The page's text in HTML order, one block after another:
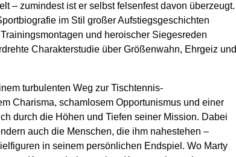
– zumindest ist er selbst felsenfest davon überzeugt.
im Stil großer Aufstiegsgeschichten
und heroischer Siegesreden
Charakterstudie über Größenwahn, Ehrgeiz und
turbulenten Weg zur Tischtennis-
Charisma, schamlosem Opportunismus und einer
durch die Höhen und Tiefen seiner Mission. Dabei
auch die Menschen, die ihm nahestehen –
in seinem persönlichen Endspiel. Wo Marty